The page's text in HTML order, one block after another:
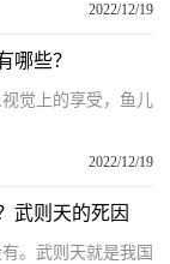
2022/12/19
哪些？
觉上的享受，鱼儿
2022/12/19
武则天的死因
。武则天就是我国